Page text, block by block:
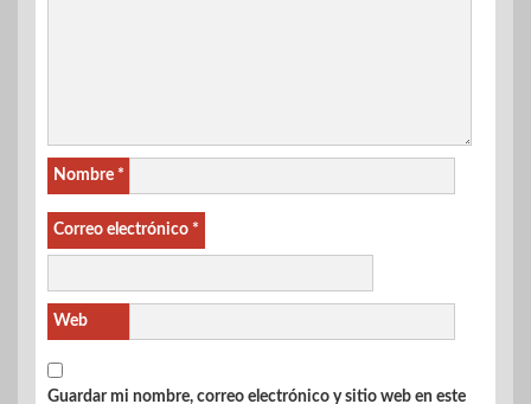
Nombre *
Correo electrónico *
Web
Guardar mi nombre, correo electrónico y sitio web en este